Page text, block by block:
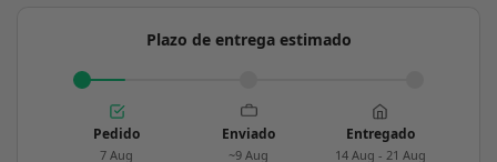
Plazo de entrega estimado
Pedido
7 Aug
Enviado
~9 Aug
Entregado
14 Aug - 21 Aug